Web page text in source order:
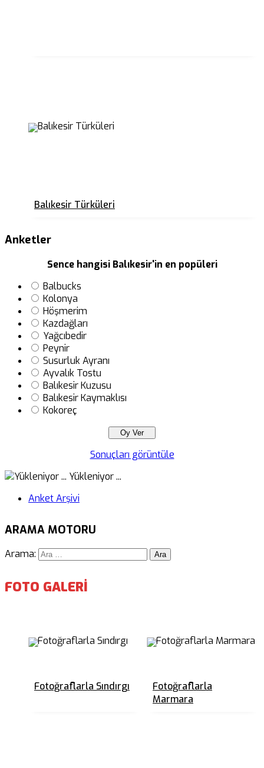
Balıkesir Türküleri
Anketler
Sence hangisi Balıkesir'in en popüleri
Balbucks
Kolonya
Höşmerim
Kazdağları
Yağcıbedir
Peynir
Susurluk Ayranı
Ayvalık Tostu
Balıkesir Kuzusu
Balıkesir Kaymaklısı
Kokoreç
Sonuçları görüntüle
Yükleniyor ...
Anket Arşivi
ARAMA MOTORU
Arama:
FOTO GALERİ
Fotoğraflarla Sındırgı
Fotoğraflarla
Marmara